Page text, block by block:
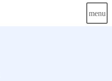
menu
close